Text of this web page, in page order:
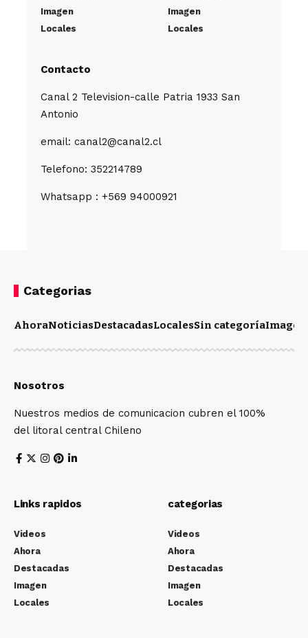
Imagen
Locales
Imagen
Locales
Contacto
Canal 2 Television-calle Patria 1933 San
Antonio
email: canal2@canal2.cl
Telefono: 352214789
Whatsapp : +569 94000921
Categorias
AhoraNoticiasDestacadasLocalesSin categoríaImagen
Nosotros
Nuestros medios de comunicacion cubren el 100%
del litoral central Chileno
Links rapidos
Videos
Ahora
Destacadas
Imagen
Locales
categorias
Videos
Ahora
Destacadas
Imagen
Locales